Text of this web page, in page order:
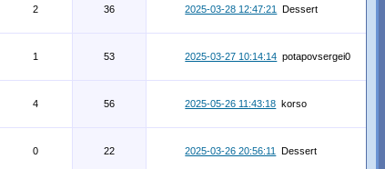
2
36 2025-03-28 12:47:21 Dessert
1
53 2025-03-27 10:14:14 potapovsergei0
4
56 2025-05-26 11:43:18 korso
0
22 2025-03-26 20:56:11 Dessert